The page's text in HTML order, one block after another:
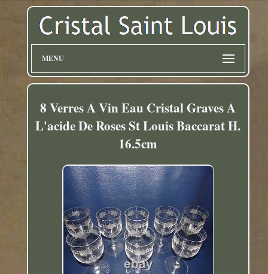
MENU
8 Verres A Vin Eau Cristal Graves A
L'acide De Roses St Louis Baccarat H.
16.5cm